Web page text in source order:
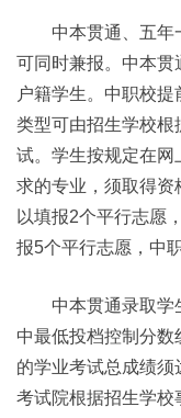
中本贯通、五年一
可同时兼报。中本贯
户籍学生。中职校
类型可由招生学校根
试。学生按规定在网
求的专业，须取得资
以填报2个平行志愿
报5个平行志愿，中
中本贯通录取学生
中最低投档控制分
的学业考试总成绩
考试院根据招生学校